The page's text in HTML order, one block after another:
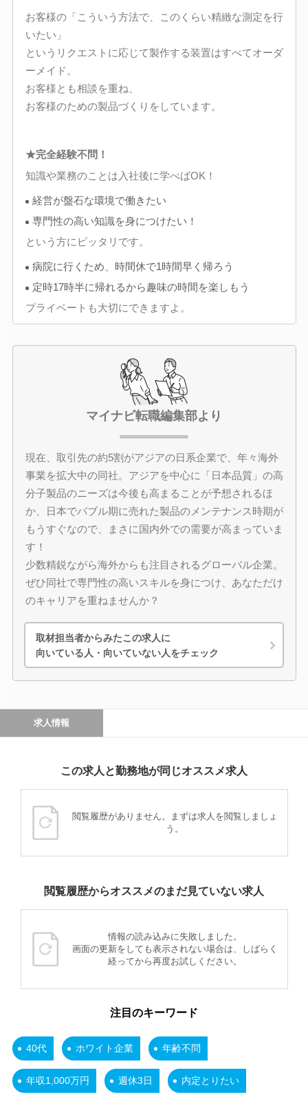
お客様の「こういう方法で、このくらい精緻な測定を行
いたい」
というリクエストに応じて製作する装置はすべてオーダ
ーメイド。
お客様とも相談を重ね、
お客様のための製品づくりをしています。
★完全経験不問！
知識や業務のことは入社後に学べばOK！
経営が盤石な環境で働きたい
専門性の高い知識を身につけたい！
という方にピッタリです。
病院に行くため、時間休で1時間早く帰ろう
定時17時半に帰れるから趣味の時間を楽しもう
プライベートも大切にできますよ。
マイナビ転職編集部より
現在、取引先の約5割がアジアの日系企業で、年々海外
事業を拡大中の同社。アジアを中心に「日本品質」の高
分子製品のニーズは今後も高まることが予想されるほ
か、日本でバブル期に売れた製品のメンテナンス時期が
もうすぐなので、まさに国内外での需要が高まっていま
す！
少数精鋭ながら海外からも注目されるグローバル企業。
ぜひ同社で専門性の高いスキルを身につけ、あなただけ
のキャリアを重ねませんか？
取材担当者からみたこの求人に
向いている人・向いていない人をチェック
求人情報
この求人と勤務地が同じオススメ求人
閲覧履歴がありません。まずは求人を閲覧しましょ
う。
閲覧履歴からオススメのまだ見ていない求人
情報の読み込みに失敗しました。
画面の更新をしても表示されない場合は、しばらく
経ってから再度お試しください。
注目のキーワード
40代 ホワイト企業 年齢不問
年収1,000万円 週休3日 内定とりたい